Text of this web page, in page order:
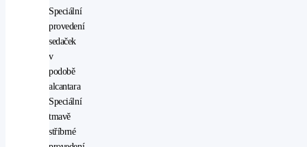
Speciální
provedení
sedaček
v
podobě
alcantara
Speciální
tmavě
stříbrné